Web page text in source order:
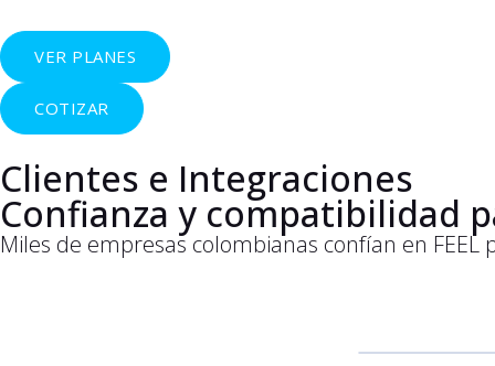
VER PLANES
COTIZAR
Clientes e Integraciones
Confianza y compatibilidad
Miles de empresas colombianas confían en